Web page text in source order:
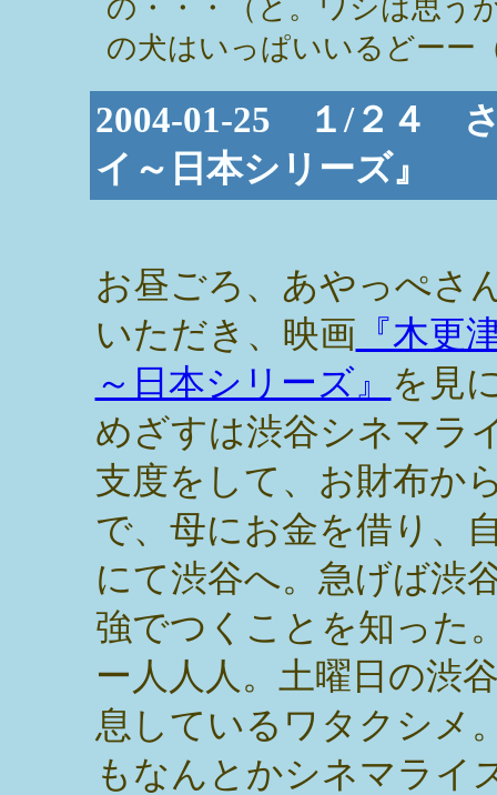
の・・・（と。ワシは思う
の犬はいっぱいいるどーー
2004-01-25 １/２４
イ～日本シリーズ』
お昼ごろ、あやっぺさ
いただき、映画 『木更
～日本シリーズ』 を見
めざすは渋谷シネマラ
支度をして、お財布か
で、母にお金を借り、
にて渋谷へ。急げば渋
強でつくことを知った
ー人人人。土曜日の渋
息しているワタクシメ
もなんとかシネマライ